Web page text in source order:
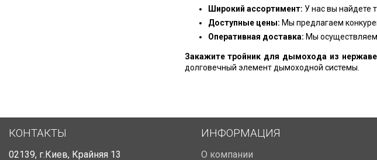
Широкий ассортимент: У нас вы найдете
Доступные цены: Мы предлагаем
Оперативная доставка: Мы осуществляем
Закажите тройник для дымохода из
долговечный элемент дымоходной системы.
КОНТАКТЫ
02139, г.Киев, Крайняя 13
ИНФОРМАЦИЯ
О компании